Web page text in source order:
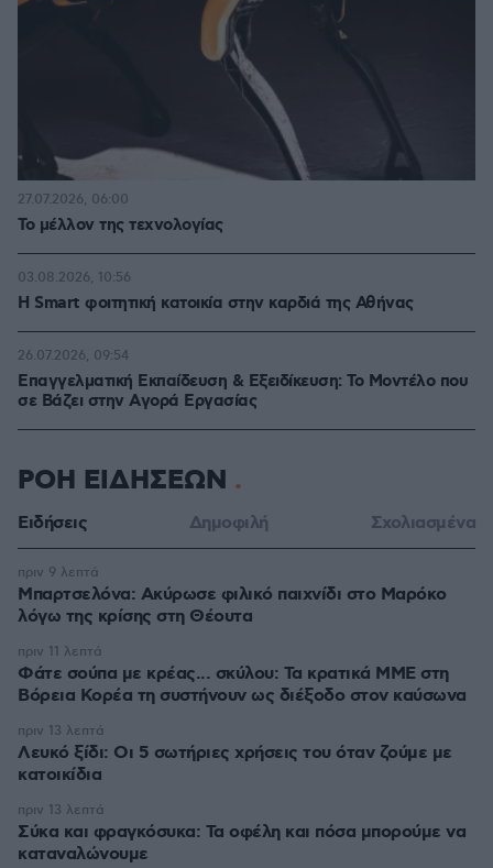
Το μέλλον της τεχνολογίας
27.07.2026, 06:00
Η Smart φοιτητική κατοικία στην καρδιά της Αθήνας
03.08.2026, 10:56
Επαγγελματική Εκπαίδευση & Εξειδίκευση: Το Mοντέλο που
σε Bάζει στην Aγορά Eργασίας
26.07.2026, 09:54
ΡΟΗ ΕΙΔΗΣΕΩΝ
Ειδήσεις Δημοφιλή Σχολιασμένα
Μπαρτσελόνα: Ακύρωσε φιλικό παιχνίδι στο Μαρόκο
λόγω της κρίσης στη Θέουτα
πριν 9 λεπτά
Φάτε σούπα με κρέας... σκύλου: Τα κρατικά ΜΜΕ στη
Βόρεια Κορέα τη συστήνουν ως διέξοδο στον καύσωνα
πριν 11 λεπτά
Λευκό ξίδι: Οι 5 σωτήριες χρήσεις του όταν ζούμε με
κατοικίδια
πριν 13 λεπτά
Σύκα και φραγκόσυκα: Τα οφέλη και πόσα μπορούμε να
καταναλώνουμε
πριν 13 λεπτά